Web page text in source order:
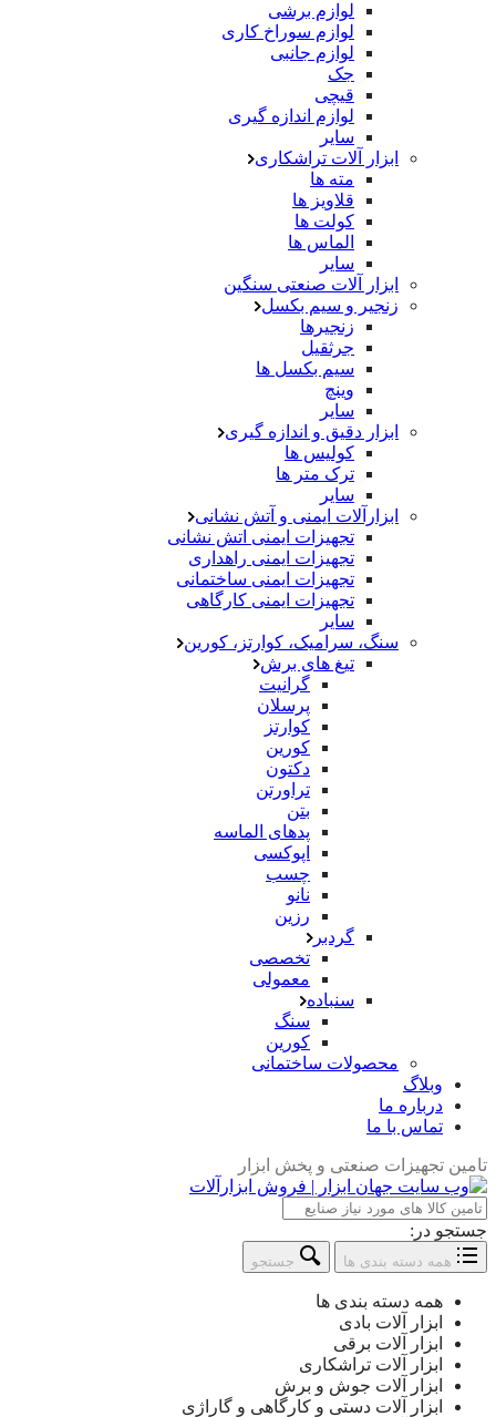
لوازم برشی
لوازم سوراخ کاری
لوازم جانبی
جک
قیچی
لوازم اندازه گیری
سایر
ابزار آلات تراشکاری
مته ها
قلاویز ها
کولت ها
الماس ها
سایر
ابزار آلات صنعتی سنگین
زنجیر و سیم بکسل
زنجیرها
جرثقیل
سیم بکسل ها
وینچ
سایر
ابزار دقیق و اندازه گیری
کولیس ها
ترک متر ها
سایر
ابزارآلات ایمنی و آتش نشانی
تجهیزات ایمنی اتش نشانی
تجهیزات ایمنی راهداری
تجهیزات ایمنی ساختمانی
تجهیزات ایمنی کارگاهی
سایر
سنگ، سرامیک، کوارتز، کورین
تیغ های برش
گرانیت
پرسلان
کوارتز
کورین
دکتون
تراورتن
بتن
پدهای الماسه
اپوکسی
چسب
نانو
رزین
گردبر
تخصصی
معمولی
سنباده
سنگ
کورین
محصولات ساختمانی
وبلاگ
درباره ما
تماس با ما
تامین تجهیزات صنعتی و پخش ابزار
جستجو در:
همه دسته بندی ها جستجو
همه دسته بندی ها
ابزار آلات بادی
ابزار آلات برقی
ابزار آلات تراشکاری
ابزار آلات جوش و برش
ابزار آلات دستی و کارگاهی و گاراژی